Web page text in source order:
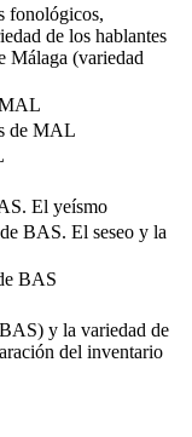
fonológicos,
de los hablantes
Málaga (variedad
de MAL
El yeísmo
BAS. El seseo y la
BAS
y la variedad de
del inventario